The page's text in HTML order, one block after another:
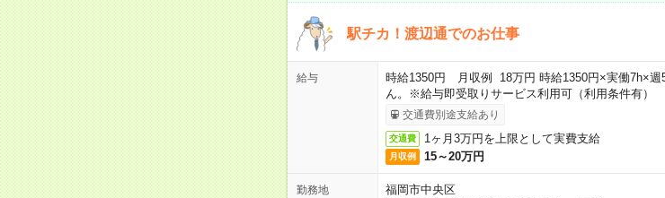
駅チカ！渡辺通でのお仕事
給与
時給1350円 月収例 18万円 時給1350円×実働7h×
ん。※給与即受取りサービス利用可（利用条件有）
交通費別途支給あり
交通費 1ヶ月3万円を上限として実費支給
月収例 15～20万円
勤務地
福岡市中央区